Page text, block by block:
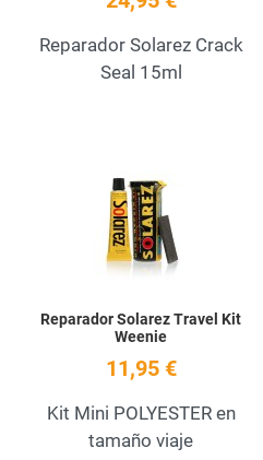
Reparador Solarez Crack
Seal 15ml
Reparador Solarez Travel Kit
Weenie
11,95 €
Kit Mini POLYESTER en
tamaño viaje